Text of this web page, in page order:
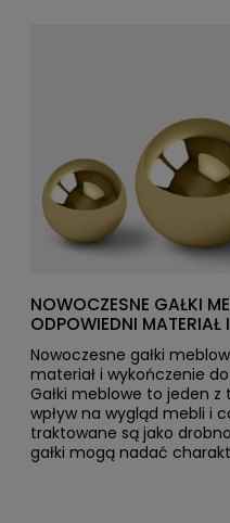
NOWOCZESNE GAŁKI
ODPOWIEDNI MATERIAŁ
Nowoczesne gałki
materiał i wykończenie
Gałki meblowe to jeden
wpływ na wygląd mebli i
traktowane są jako
gałki mogą nadać
oferują ogromną
wykończeń, dzięki czemu